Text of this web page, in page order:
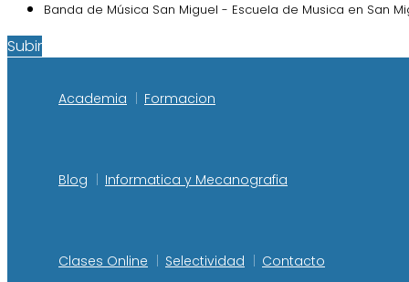
Banda de Música San Miguel - Escuela de Musica en San
Subir
Academia Formacion
Blog Informatica y Mecanografia
Clases Online Selectividad Contacto